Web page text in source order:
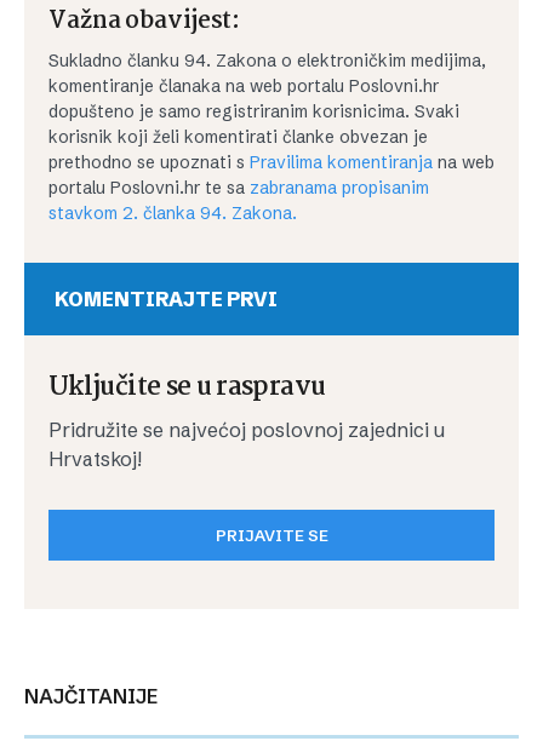
Važna obavijest:
Sukladno članku 94. Zakona o elektroničkim medijima,
komentiranje članaka na web portalu Poslovni.hr
dopušteno je samo registriranim korisnicima. Svaki
korisnik koji želi komentirati članke obvezan je
prethodno se upoznati s Pravilima komentiranja na web
portalu Poslovni.hr te sa zabranama propisanim
stavkom 2. članka 94. Zakona.
KOMENTIRAJTE PRVI
Uključite se u raspravu
Pridružite se najvećoj poslovnoj zajednici u
Hrvatskoj!
PRIJAVITE SE
NAJČITANIJE